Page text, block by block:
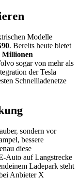
Modelle
. Bereits heute bietet
Millionen
sogar von mehr als
der Tesla
Schnellladenetze
sondern vor
bessere
diese
Auto auf Langstrecke
Ladepark steht
Anbieter X